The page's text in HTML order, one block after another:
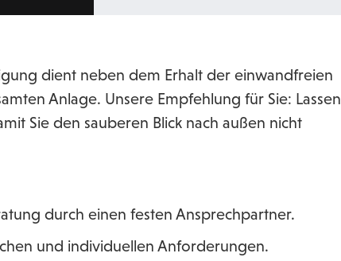
dient neben dem Erhalt der einwandfreien
Anlage. Unsere Empfehlung für Sie: Lassen
Sie den sauberen Blick nach außen nicht
durch einen festen Ansprechpartner.
und individuellen Anforderungen.